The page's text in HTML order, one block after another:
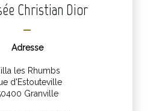
Christian Dior
Adresse
les Rhumbs
d'Estouteville
Granville